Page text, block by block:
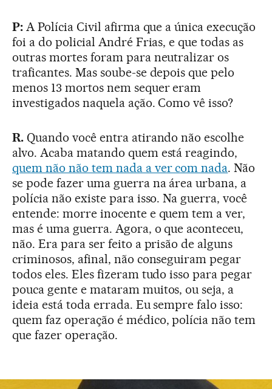
P:A Polícia Civil afirma que a única execução
foi a do policial André Frias, e que todas as
outras mortes foram para neutralizar os
traficantes. Mas soube-se depois que pelo
menos 13 mortos nem sequer eram
investigados naquela ação. Como vê isso?
R. Quando você entra atirando não escolhe
alvo. Acaba matando quem está reagindo,
quem não não tem nada a ver com nada. Não
se pode fazer uma guerra na área urbana, a
polícia não existe para isso. Na guerra, você
entende: morre inocente e quem tem a ver,
mas é uma guerra. Agora, o que aconteceu,
não. Era para ser feito a prisão de alguns
criminosos, afinal, não conseguiram pegar
todos eles. Eles fizeram tudo isso para pegar
pouca gente e mataram muitos, ou seja, a
ideia está toda errada. Eu sempre falo isso:
quem faz operação é médico, polícia não tem
que fazer operação.